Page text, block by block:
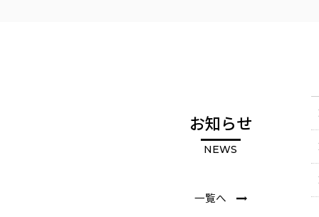
お知らせ
NEWS
一覧へ